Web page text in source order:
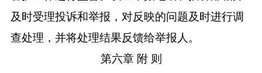
及时受理投诉和举报，对反映的问题及时进行调
查处理，并将处理结果反馈给举报人。
第六章附 则